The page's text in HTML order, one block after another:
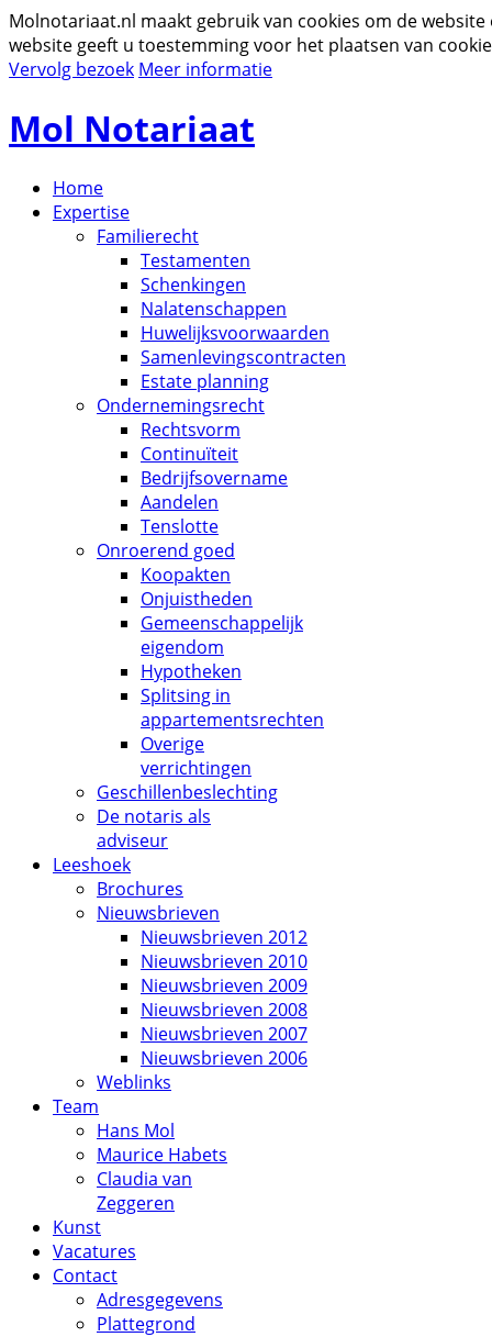
Molnotariaat.nl maakt gebruik van cookies om de
website geeft u toestemming voor het plaatsen van
Vervolg bezoek Meer informatie
Mol Notariaat
Home
Expertise
Familierecht
Testamenten
Schenkingen
Nalatenschappen
Huwelijksvoorwaarden
Samenlevingscontracten
Estate planning
Ondernemingsrecht
Rechtsvorm
Continuïteit
Bedrijfsovername
Aandelen
Tenslotte
Onroerend goed
Koopakten
Onjuistheden
Gemeenschappelijk
eigendom
Hypotheken
Splitsing in
appartementsrechten
Overige
verrichtingen
Geschillenbeslechting
De notaris als
adviseur
Leeshoek
Brochures
Nieuwsbrieven
Nieuwsbrieven 2012
Nieuwsbrieven 2010
Nieuwsbrieven 2009
Nieuwsbrieven 2008
Nieuwsbrieven 2007
Nieuwsbrieven 2006
Weblinks
Team
Hans Mol
Maurice Habets
Claudia van
Zeggeren
Kunst
Vacatures
Contact
Adresgegevens
Plattegrond